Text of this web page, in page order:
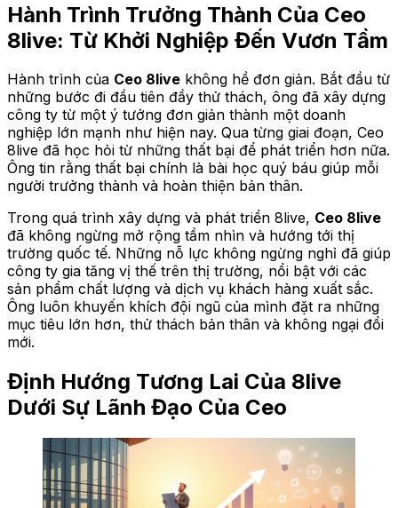
Hành Trình Trưởng Thành Của Ceo
8live: Từ Khởi Nghiệp Đến Vươn Tầm
Hành trình của Ceo 8live không hề đơn giản. Bắt đầu từ
những bước đi đầu tiên đầy thử thách, ông đã xây dựng
công ty từ một ý tưởng đơn giản thành một doanh
nghiệp lớn mạnh như hiện nay. Qua từng giai đoạn, Ceo
8live đã học hỏi từ những thất bại để phát triển hơn nữa.
Ông tin rằng thất bại chính là bài học quý báu giúp mỗi
người trưởng thành và hoàn thiện bản thân.
Trong quá trình xây dựng và phát triển 8live, Ceo 8live
đã không ngừng mở rộng tầm nhìn và hướng tới thị
trường quốc tế. Những nỗ lực không ngừng nghỉ đã giúp
công ty gia tăng vị thế trên thị trường, nổi bật với các
sản phẩm chất lượng và dịch vụ khách hàng xuất sắc.
Ông luôn khuyến khích đội ngũ của mình đặt ra những
mục tiêu lớn hơn, thử thách bản thân và không ngại đổi
mới.
Định Hướng Tương Lai Của 8live
Dưới Sự Lãnh Đạo Của Ceo